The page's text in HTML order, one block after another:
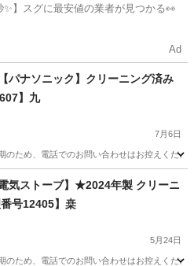
✨】スグに最安値の業者が見つかる👀
Ad
パナソニック】クリーニング済み
】九
7月6日
のため、電話でのお問い合わせはお控えくだ
商品
電気ストーブ】★2024年製 クリーニ
号12405】桒
5月24日
のため、電話でのお問い合わせはお控えくだ